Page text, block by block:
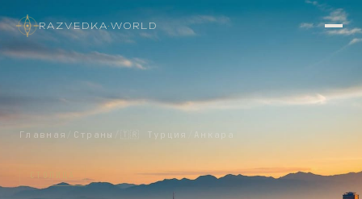
RAZVEDKA·WORLD
Главная Страны Турция Анкара
СТОЛИЦА